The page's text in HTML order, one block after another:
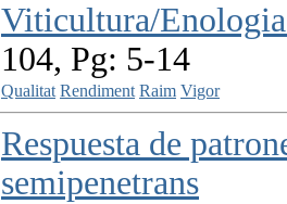
Viticultura/
104, Pg: 5-14
Qualitat Rendiment Raim Vigor
Respuesta de
semipenetrans